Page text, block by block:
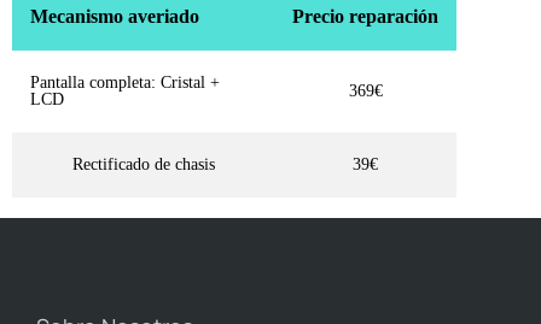
Mecanismo averiado Precio reparación
Pantalla completa: Cristal +
LCD
369€
Rectificado de chasis 39€